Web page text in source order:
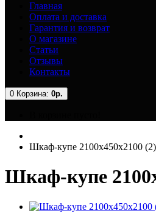
Главная
Оплата и доставка
Гарантия и возврат
О магазине
Статьи
Отзывы
Контакты
0 Корзина: 0р.
Шкаф-купе 2100x450x2100 (2)
Шкаф-купе